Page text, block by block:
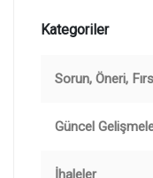
Kategoriler
Sorun, Öneri,
Güncel
İhaleler